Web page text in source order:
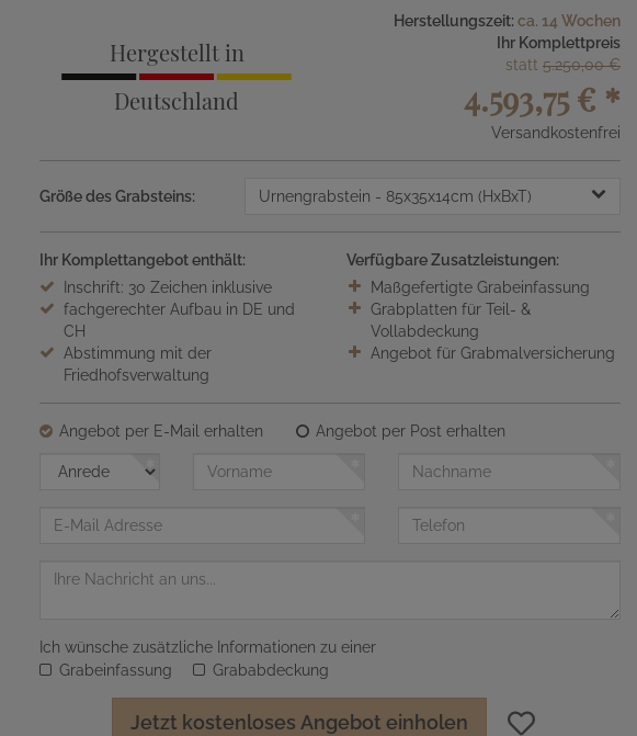
Hergestellt in
Deutschland
Herstellungszeit: ca. 14 Wochen
Ihr Komplettpreis
statt 5.250,00 €
4.593,75 € *
Versandkostenfrei
Größe des Grabsteins: Urnengrabstein - 85x35x14cm (HxBxT)
Ihr Komplettangebot enthält:
Inschrift: 30 Zeichen inklusive
fachgerechter Aufbau in DE und
CH
Abstimmung mit der
Friedhofsverwaltung
Verfügbare Zusatzleistungen:
Maßgefertigte Grabeinfassung
Grabplatten für Teil- &
Vollabdeckung
Angebot für Grabmalversicherung
Angebot per E-Mail erhalten
Angebot per Post erhalten
Anrede
Vorname Nachname
Telefon
Nachricht
Ich wünsche zusätzliche Informationen zu einer
Grabeinfassung
Grababdeckung
Jetzt kostenloses Angebot einholen